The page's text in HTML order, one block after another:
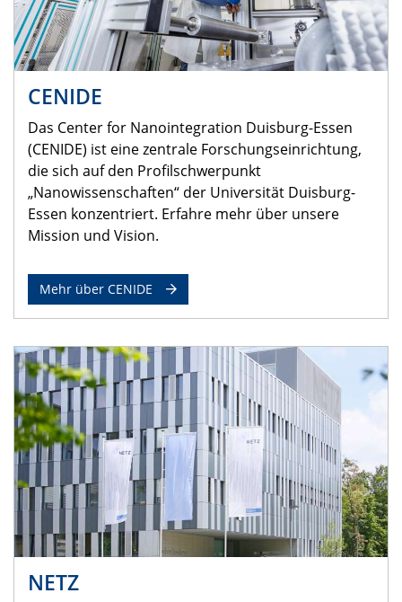
CENIDE
Das Center for Nanointegration Duisburg-Essen
(CENIDE) ist eine zentrale Forschungseinrichtung,
die sich auf den Profilschwerpunkt
„Nanowissenschaften“ der Universität Duisburg-
Essen konzentriert. Erfahre mehr über unsere
Mission und Vision.
Mehr über CENIDE
NETZ